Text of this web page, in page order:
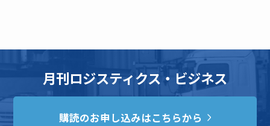
月刊ロジスティクス・ビジネス
購読のお申し込みはこちらから